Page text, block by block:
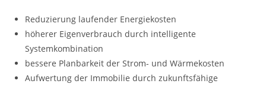
Reduzierung laufender Energiekosten
höherer Eigenverbrauch durch intelligente
Systemkombination
bessere Planbarkeit der Strom- und Wärmekosten
Aufwertung der Immobilie durch zukunftsfähige